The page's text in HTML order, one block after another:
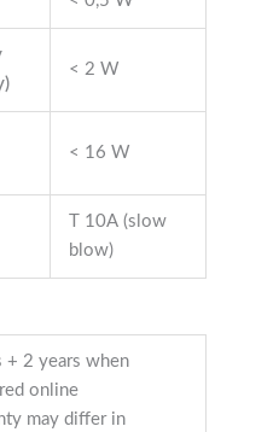
< 2 W
< 16 W
T 10A (slow
blow)
+ 2 years when
online
may differ in